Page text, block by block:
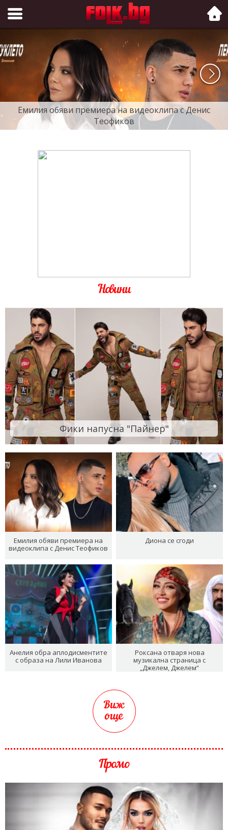
Folk.bg
Емилия обяви премиера на видеоклипа с Денис
Теофиков
Новини
Фики напусна "Пайнер"
Емилия обяви премиера на
видеоклипа с Денис Теофиков
Диона се сгоди
Анелия обра аплодисментите
с образа на Лили Иванова
Роксана отваря нова
музикална страница с
„Джелем, Джелем“
Виж
още
Промо